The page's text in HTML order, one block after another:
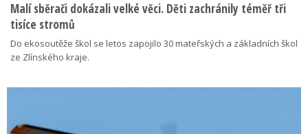
Malí sběrači dokázali velké věci. Děti zachránily téměř tři
tisíce stromů
Do ekosoutěže škol se letos zapojilo 30 mateřských a základních škol
ze Zlínského kraje.